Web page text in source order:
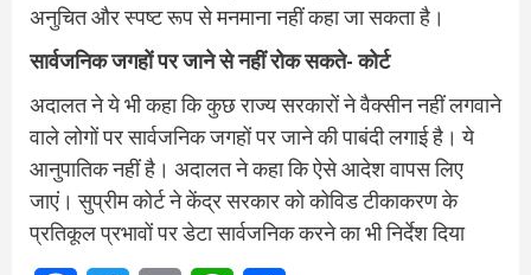
अनुचित और स्पष्ट रूप से मनमाना नहीं कहा जा सकता है।
सार्वजनिक जगहों पर जाने से नहीं रोक सकते- कोर्ट
अदालत ने ये भी कहा कि कुछ राज्य सरकारों ने वैक्सीन नहीं लगवाने
वाले लोगों पर सार्वजनिक जगहों पर जाने की पाबंदी लगाई है। ये
आनुपातिक नहीं है। अदालत ने कहा कि ऐसे आदेश वापस लिए
जाएं। सुप्रीम कोर्ट ने केंद्र सरकार को कोविड टीकाकरण के
प्रतिकूल प्रभावों पर डेटा सार्वजनिक करने का भी निर्देश दिया